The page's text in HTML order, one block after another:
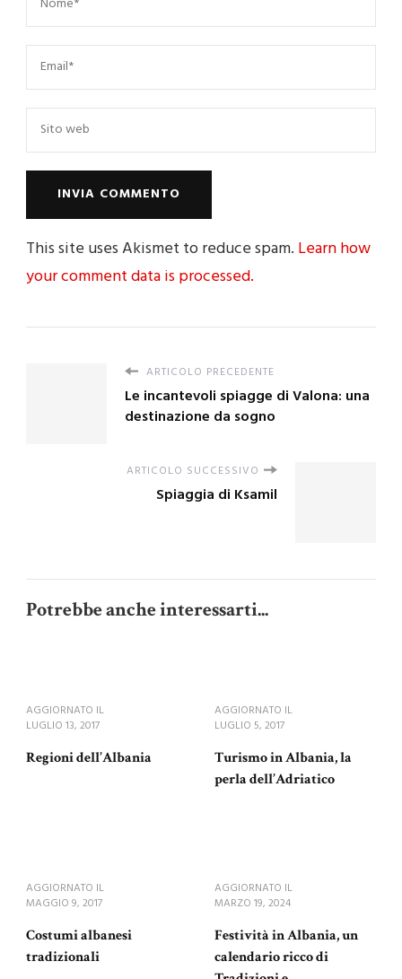
This site uses Akismet to reduce spam. Learn how
your comment data is processed.
ARTICOLO PRECEDENTE
Le incantevoli spiagge di Valona: una
destinazione da sogno
ARTICOLO SUCCESSIVO
Spiaggia di Ksamil
Potrebbe anche interessarti...
AGGIORNATO IL
LUGLIO 13, 2017
Regioni dell’Albania
AGGIORNATO IL
LUGLIO 5, 2017
Turismo in Albania, la
perla dell’Adriatico
AGGIORNATO IL
MAGGIO 9, 2017
Costumi albanesi
tradizionali
AGGIORNATO IL
MARZO 19, 2024
Festività in Albania, un
calendario ricco di